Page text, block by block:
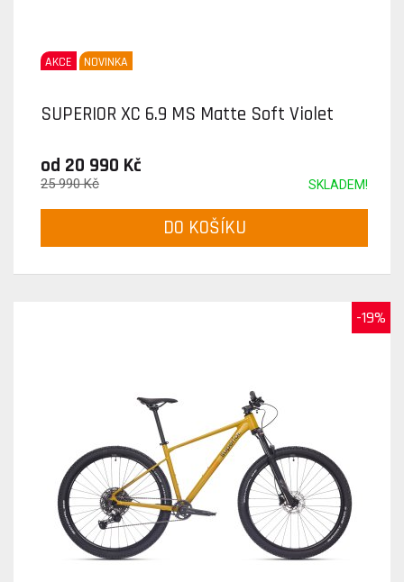
AKCE NOVINKA
SUPERIOR XC 6.9 MS Matte Soft Violet
od 20 990 Kč
SKLADEM!
25 990 Kč
DO KOŠÍKU
-19%